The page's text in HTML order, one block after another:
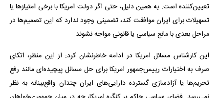
تعیین‌کننده است. به همین دلیل، حتی اگر دولت امریکا با برخی امتیازها یا
تسهیلات برای ایران موافقت کند، تضمینی وجود ندارد که این تصمیم‌ها در
مراحل بعدی با مانع سیاسی یا قانونی مواجه نشوند.
این کارشناس مسائل امریکا در ادامه خاطرنشان کرد: از این منظر، اتکای
صرف به اختیارات رییس‌جمهور امریکا برای حل مسائل پیچیده‌ای مانند رفع
تحریم‌ها یا آزادسازی گسترده دارایی‌های ایران چندان واقع‌بینانه به نظر